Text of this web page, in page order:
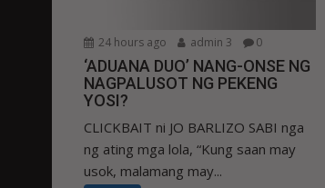
24 hours ago admin 3 0
‘ADUANA DUO’ NANG-ONSE NG
NAGPALUSOT NG PEKENG
YOSI?
CLICKBAIT ni JO BARLIZO SABI nga
ng ating mga lola, “Kung saan may
usok, malamang may...